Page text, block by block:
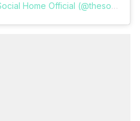
Un post condiviso da The Social Home Official (@thesocialhome.official)